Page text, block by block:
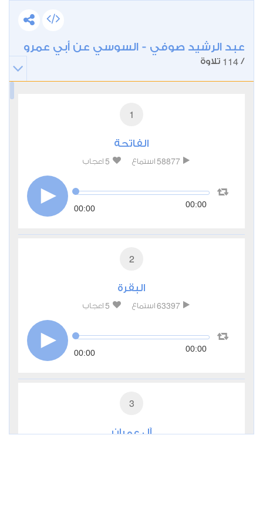
عبد الرشيد صوفي - السوسي عن أبي عمرو
/
114 تلاوة
1
الفاتحة
58877 استماع 5 اعجاب
00:00 00:00
2
البقرة
63397 استماع 5 اعجاب
00:00 00:00
3
آل عمران